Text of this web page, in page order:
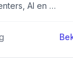
AI en …